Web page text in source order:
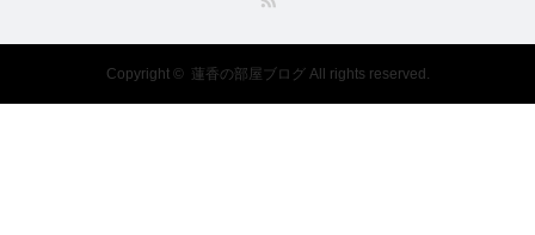
Copyright © 蓮香の部屋ブログAll rights reserved.